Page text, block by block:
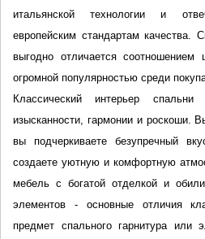
итальянской технологии и
европейским стандартам качества.
выгодно отличается соотношением
огромной популярностью среди
Классический интерьер
изысканности, гармонии и роскоши.
вы подчеркиваете безупречный
создаете уютную и комфортную
мебель с богатой отделкой и
элементов - основные отличия
предмет спального гарнитура или